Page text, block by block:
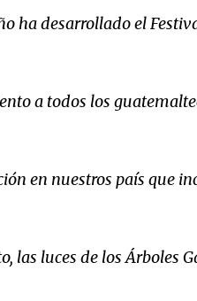
ha desarrollado el
a todos los
en nuestros país que
las luces de los Árboles